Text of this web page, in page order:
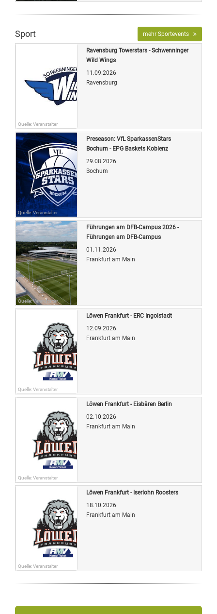
Sport mehr Sportevents
Quelle: Veranstalter
Ravensburg Towerstars - Schwenninger
Wild Wings
11.09.2026
Ravensburg
Quelle: Veranstalter
Preseason: VfL SparkassenStars
Bochum - EPG Baskets Koblenz
29.08.2026
Bochum
Quelle: Veranstalter
Führungen am DFB-Campus 2026 -
Führungen am DFB-Campus
01.11.2026
Frankfurt am Main
Quelle: Veranstalter
Löwen Frankfurt - ERC Ingolstadt
12.09.2026
Frankfurt am Main
Quelle: Veranstalter
Löwen Frankfurt - Eisbären Berlin
02.10.2026
Frankfurt am Main
Quelle: Veranstalter
Löwen Frankfurt - Iserlohn Roosters
18.10.2026
Frankfurt am Main